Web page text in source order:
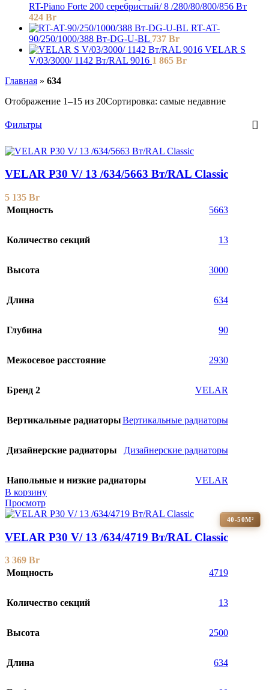
RT-Piano Forte 200 серебристый/ 8 /280/80/800/856 Вт
424 Br
RT-AT-
90/250/1000/388 Вт-DG-U-BL 737 Br
VELAR S
V/03/3000/ 1142 Bт/RAL 9016 1 865 Br
Главная » 634
Отображение 1–15 из 20Сортировка: самые недавние
Фильтры
VELAR P30 V/ 13 /634/5663 Вт/RAL Classic
5 135 Br
Мощность
5663
Количество секций 13
Высота 3000
Длина 634
Глубина 90
Межосевое расстояние 2930
Бренд 2 VELAR
Вертикальные радиаторыВертикальные радиаторы
Дизайнерские радиаторы Дизайнерские радиаторы
Напольные и низкие радиаторы
VELAR
В корзину
Просмотр
40-50М²
VELAR P30 V/ 13 /634/4719 Вт/RAL Classic
3 369 Br
Мощность
4719
Количество секций 13
Высота 2500
Длина 634